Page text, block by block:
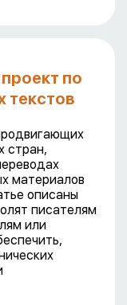
по
текстов
стран,
материалов
описаны
писателям
или